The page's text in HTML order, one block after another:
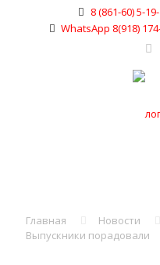
8 (861-60) 5-
WhatsApp 8(918)
Главная Новости
Выпускники порадовали